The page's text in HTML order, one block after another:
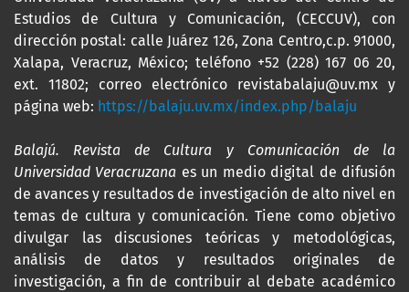
Estudios de Cultura y Comunicación, (CECCUV), con
dirección postal: calle Juárez 126, Zona Centro,c.p. 91000,
Xalapa, Veracruz, México; teléfono +52 (228) 167 06 20,
ext. 11802; correo electrónico revistabalaju@uv.mx y
página web: https://balaju.uv.mx/index.php/balaju
Balajú. Revista de Cultura y Comunicación de la
Universidad Veracruzana es un medio digital de difusión
de avances y resultados de investigación de alto nivel en
temas de cultura y comunicación. Tiene como objetivo
divulgar las discusiones teóricas y metodológicas,
análisis de datos y resultados originales de
investigación, a fin de contribuir al debate académico